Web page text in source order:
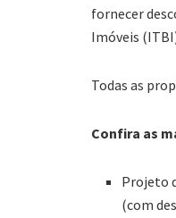
fornecer
Imóveis
Todas as
Confira as
Projeto
(com